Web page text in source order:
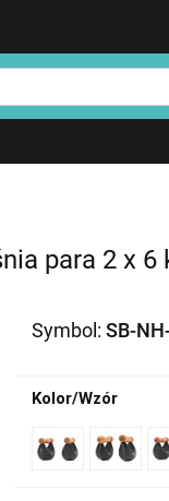
NOHRD
para 2 x 6
Symbol: SB-
Kolor/Wzór